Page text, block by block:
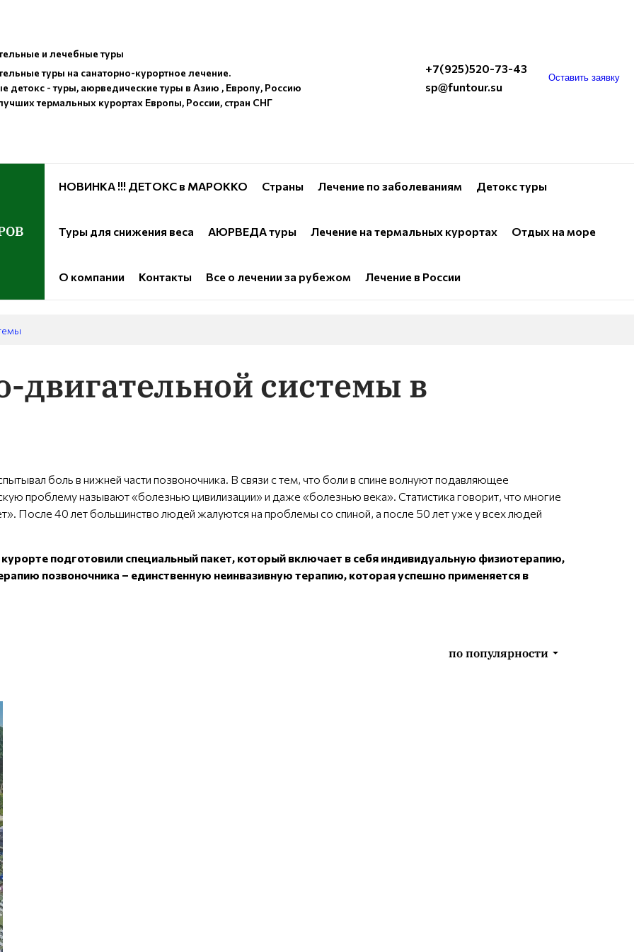
и лечебные туры
туры на санаторно-курортное лечение.
детокс - туры, аюрведические туры в Азию , Европу, Россию
термальных курортах Европы, России, стран СНГ
+7(925)520-73-43
sp@funtour.su
Оставить заявку
НОВИНКА !!! ДЕТОКС в МАРОККО Страны Лечение по заболеваниям Детокс туры
Туры для снижения веса АЮРВЕДА туры Лечение на термальных курортах Отдых на море
О компании Контакты Все о лечении за рубежом Лечение в России
двигательной системы в
боль в нижней части позвоночника. В связи с тем, что боли в спине волнуют подавляющее
проблему называют «болезнью цивилизации» и даже «болезнью века». Статистика говорит, что многие
После 40 лет большинство людей жалуются на проблемы со спиной, а после 50 лет уже у всех людей
подготовили специальный пакет, который включает в себя индивидуальную физиотерапию,
позвоночника – единственную неинвазивную терапию, которая успешно применяется в
по популярности